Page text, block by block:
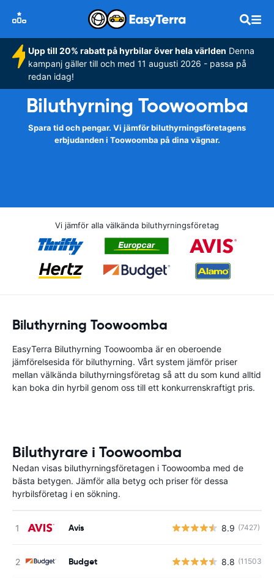
Upp till 20% rabatt på hyrbilar över hela världen Denna
kampanj gäller till och med 11 augusti 2026 - passa på
redan idag!
Biluthyrning Toowoomba
Spara tid och pengar. Vi jämför biluthyrningsföretagens
erbjudanden i Toowoomba på dina vägnar.
Vi jämför alla välkända biluthyrningsföretag
Biluthyrning Toowoomba
EasyTerra Biluthyrning Toowoomba är en oberoende
jämförelsesida för biluthyrning. Vårt system jämför priser
mellan välkända biluthyrningsföretag så att du som kund alltid
kan boka din hyrbil genom oss till ett konkurrenskraftigt pris.
Biluthyrare i Toowoomba
Nedan visas biluthyrningsföretagen i Toowoomba med de
bästa betygen. Jämför alla betyg och priser för dessa
hyrbilsföretag i en sökning.
Avis 8.9 (7427)
Budget 8.8 (11503)